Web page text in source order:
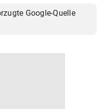
Google-Quelle